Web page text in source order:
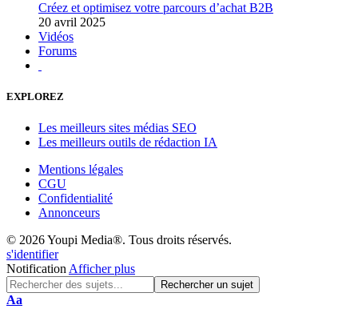
Créez et optimisez votre parcours d’achat B2B
20 avril 2025
Vidéos
Forums
EXPLOREZ
Les meilleurs sites médias SEO
Les meilleurs outils de rédaction IA
Mentions légales
CGU
Confidentialité
Annonceurs
© 2026 Youpi Media®. Tous droits réservés.
s'identifier
Notification Afficher plus
Réinitialisation
Aa